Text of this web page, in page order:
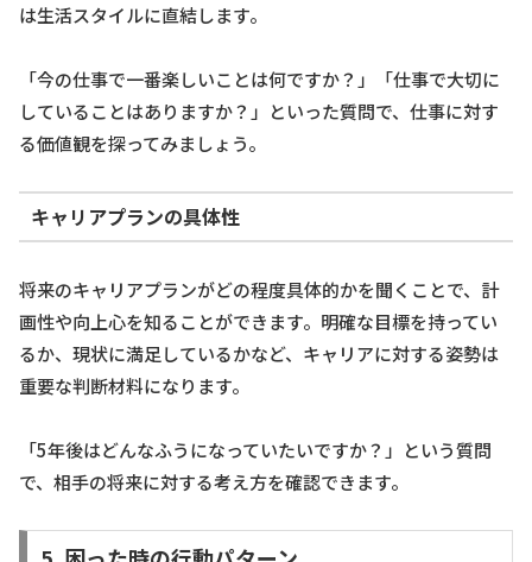
は生活スタイルに直結します。
「今の仕事で一番楽しいことは何ですか？」「仕事で大切に
していることはありますか？」といった質問で、仕事に対す
る価値観を探ってみましょう。
キャリアプランの具体性
将来のキャリアプランがどの程度具体的かを聞くことで、計
画性や向上心を知ることができます。明確な目標を持ってい
るか、現状に満足しているかなど、キャリアに対する姿勢は
重要な判断材料になります。
「5年後はどんなふうになっていたいですか？」という質問
で、相手の将来に対する考え方を確認できます。